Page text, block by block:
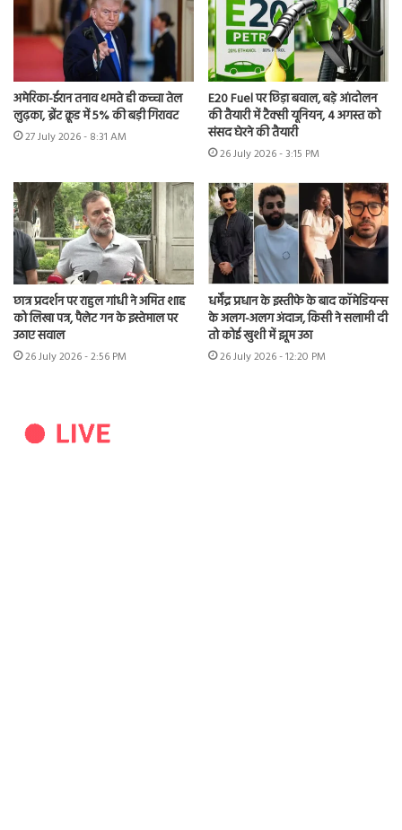
अमेरिका-ईरान तनाव थमते ही कच्चा तेल
लुढ़का, ब्रेंट क्रूड में 5% की बड़ी गिरावट
27 July 2026 - 8:31 AM
E20 Fuel पर छिड़ा बवाल, बड़े आंदोलन
की तैयारी में टैक्सी यूनियन, 4 अगस्त को
संसद घेरने की तैयारी
26 July 2026 - 3:15 PM
छात्र प्रदर्शन पर राहुल गांधी ने अमित शाह
को लिखा पत्र, पैलेट गन के इस्तेमाल पर
उठाए सवाल
26 July 2026 - 2:56 PM
धर्मेंद्र प्रधान के इस्तीफे के बाद कॉमेडियन्स
के अलग-अलग अंदाज, किसी ने सलामी दी
तो कोई खुशी में झूम उठा
26 July 2026 - 12:20 PM